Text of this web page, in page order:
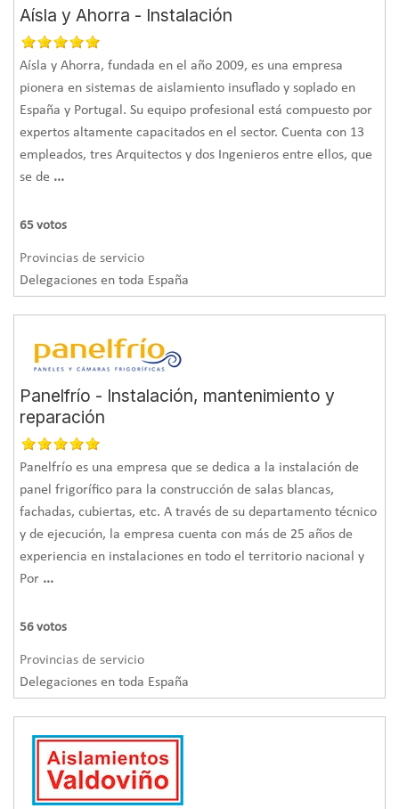
Aísla y Ahorra - Instalación
Aísla y Ahorra, fundada en el año 2009, es una empresa
pionera en sistemas de aislamiento insuflado y soplado en
España y Portugal. Su equipo profesional está compuesto por
expertos altamente capacitados en el sector. Cuenta con 13
empleados, tres Arquitectos y dos Ingenieros entre ellos, que
se de ...
65 votos
Provincias de servicio
Delegaciones en toda España
Panelfrío - Instalación, mantenimiento y
reparación
Panelfrío es una empresa que se dedica a la instalación de
panel frigorífico para la construcción de salas blancas,
fachadas, cubiertas, etc. A través de su departamento técnico
y de ejecución, la empresa cuenta con más de 25 años de
experiencia en instalaciones en todo el territorio nacional y
Por ...
56 votos
Provincias de servicio
Delegaciones en toda España